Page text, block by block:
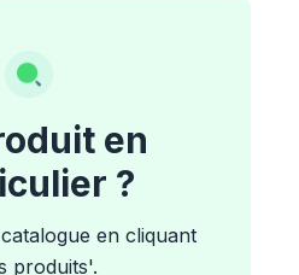
en
?
en cliquant
produits'.